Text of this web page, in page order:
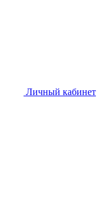
Личный кабинет